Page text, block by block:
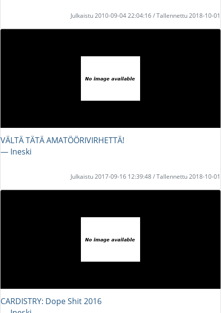
Julkaistu 2010-09-04 22:04:16 / Tallennettu 2018-10-01
VÄLTÄ TÄTÄ AMATÖÖRIVIRHETTÄ!
― Ineski
Julkaistu 2017-09-16 12:39:48 / Tallennettu 2018-10-01
CARDISTRY: Dope Shit 2016